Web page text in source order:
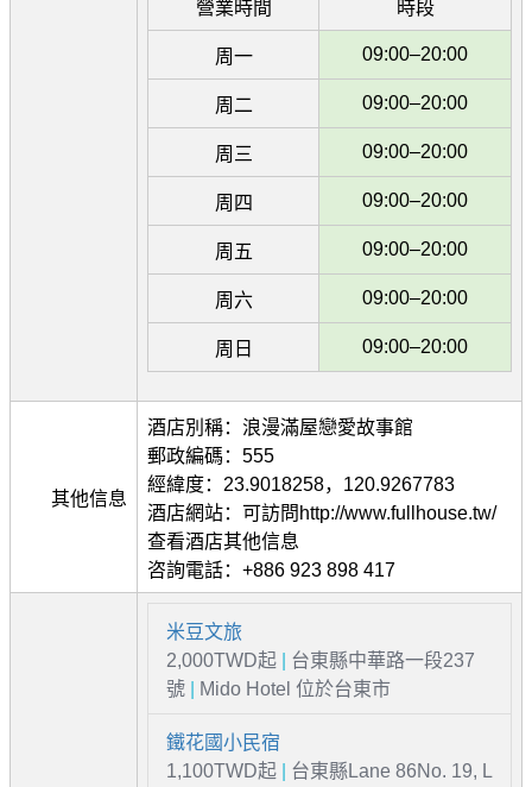
營業時間 時段
周一 09:00–20:00
周二 09:00–20:00
周三 09:00–20:00
周四 09:00–20:00
周五 09:00–20:00
周六 09:00–20:00
周日 09:00–20:00
其他信息
酒店別稱：浪漫滿屋戀愛故事館
郵政編碼：555
經緯度：23.9018258，120.9267783
酒店網站：可訪問http://www.fullhouse.tw/
查看酒店其他信息
咨詢電話：+886 923 898 417
米豆文旅
2,000TWD起
台東縣中華路一段237
號
Mido Hotel 位於台東市
鐵花國小民宿
1,100TWD起
台東縣Lane 86No. 19, L